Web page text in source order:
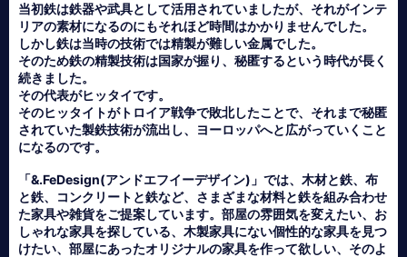
当初鉄は鉄器や武具として活用されていましたが、それがインテ
リアの素材になるのにもそれほど時間はかかりませんでした。
しかし鉄は当時の技術では精製が難しい金属でした。
そのため鉄の精製技術は国家が握り、秘匿するという時代が長く
続きました。
その代表がヒッタイです。
そのヒッタイトがトロイア戦争で敗北したことで、それまで秘匿
されていた製鉄技術が流出し、ヨーロッパへと広がっていくこと
になるのです。
「&.FeDesign(アンドエフイーデザイン)」では、木材と鉄、布
と鉄、コンクリートと鉄など、さまざまな材料と鉄を組み合わせ
た家具や雑貨をご提案しています。部屋の雰囲気を変えたい、お
しゃれな家具を探している、木製家具にない個性的な家具を見つ
けたい、部屋にあったオリジナルの家具を作って欲しい、そのよ